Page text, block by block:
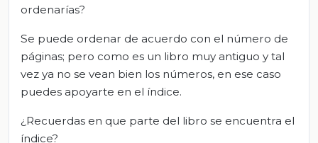
ordenarías?
Se puede ordenar de acuerdo con el número de
páginas; pero como es un libro muy antiguo y tal
vez ya no se vean bien los números, en ese caso
puedes apoyarte en el índice.
¿Recuerdas en que parte del libro se encuentra el
índice?